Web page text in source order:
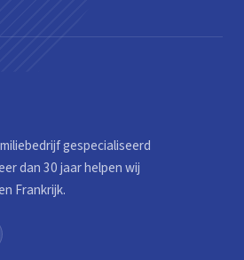
gespecialiseerd
dan 30 jaar helpen wij
Frankrijk.